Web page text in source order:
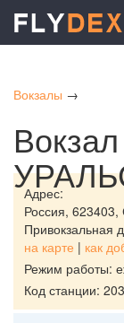
Вокзалы →
Адрес:
Россия, 623403,
Привокзальная
на карте | как
Режим работы:
Код станции: